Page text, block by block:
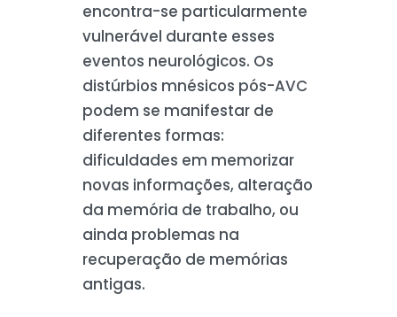
encontra-se particularmente
vulnerável durante esses
eventos neurológicos. Os
distúrbios mnésicos pós-AVC
podem se manifestar de
diferentes formas:
dificuldades em memorizar
novas informações, alteração
da memória de trabalho, ou
ainda problemas na
recuperação de memórias
antigas.